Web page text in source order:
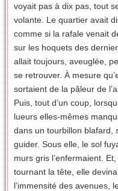
voyait pas à dix pas, tout
volante. Le quartier avait
comme si la rafale venait
sur les hoquets des
allait toujours, aveuglée,
se retrouver. À mesure
sortaient de la pâleur de
Puis, tout d’un coup,
lueurs elles-mêmes
dans un tourbillon blafard,
guider. Sous elle, le sol
murs gris l’enfermaient.
tournant la tête, elle
l’immensité des avenues,